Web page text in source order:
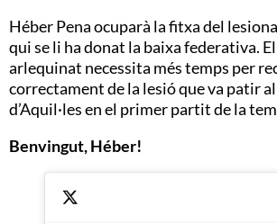
Héber Pena ocuparà la fitxa del
qui se li ha donat la baixa federativa.
arlequinat necessita més temps per
correctament de la lesió que va patir
d’Aquil·les en el primer partit de la
Benvingut, Héber!